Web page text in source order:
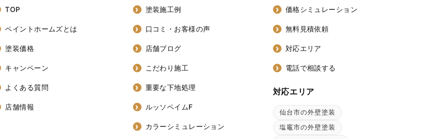
TOP
ペイントホームズとは
塗装価格
キャンペーン
よくある質問
店舗情報
塗装施工例
口コミ・お客様の声
店舗ブログ
こだわり施工
重要な下地処理
ルッソペイムF
カラーシミュレーション
価格シミュレーション
無料見積依頼
対応エリア
電話で相談する
対応エリア
仙台市の外壁塗装
塩竈市の外壁塗装